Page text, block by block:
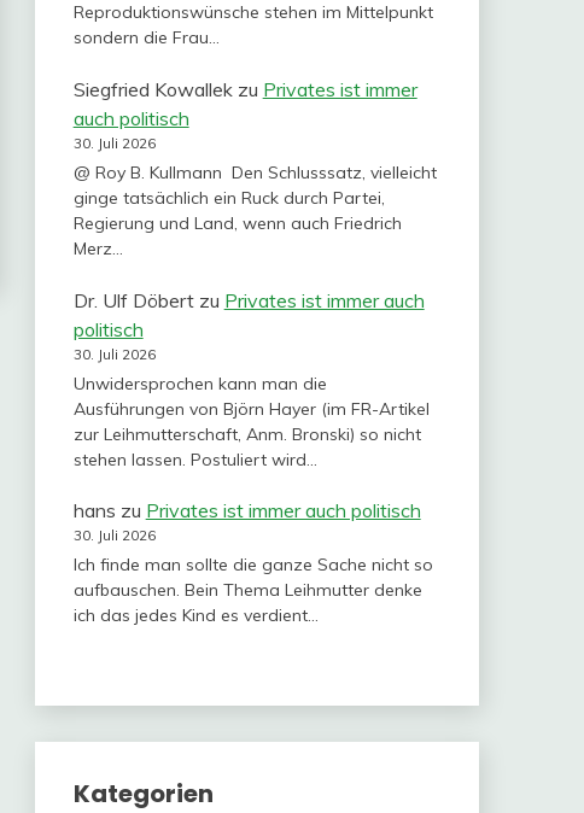
Reproduktionswünsche stehen im Mittelpunkt
sondern die Frau…
Siegfried Kowallekzu Privates ist immer
auch politisch
30. Juli 2026
@ Roy B. Kullmann Den Schlusssatz, vielleicht
ginge tatsächlich ein Ruck durch Partei,
Regierung und Land, wenn auch Friedrich
Merz…
Dr. Ulf Döbertzu Privates ist immer auch
politisch
30. Juli 2026
Unwidersprochen kann man die
Ausführungen von Björn Hayer (im FR-Artikel
zur Leihmutterschaft, Anm. Bronski) so nicht
stehen lassen. Postuliert wird…
hans zu Privates ist immer auch politisch
30. Juli 2026
Ich finde man sollte die ganze Sache nicht so
aufbauschen. Bein Thema Leihmutter denke
ich das jedes Kind es verdient…
Kategorien